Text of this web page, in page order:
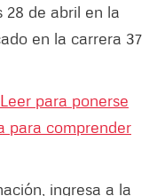
28 de abril en la
en la carrera 37
para ponerse
para comprender
ingresa a la